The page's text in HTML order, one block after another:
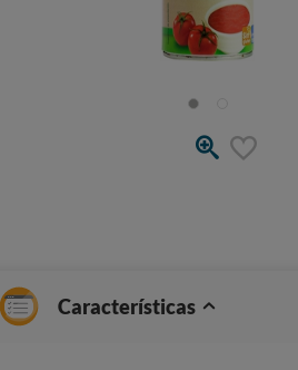
Características